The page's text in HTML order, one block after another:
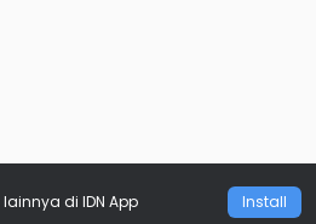
lainnya di IDN App Install